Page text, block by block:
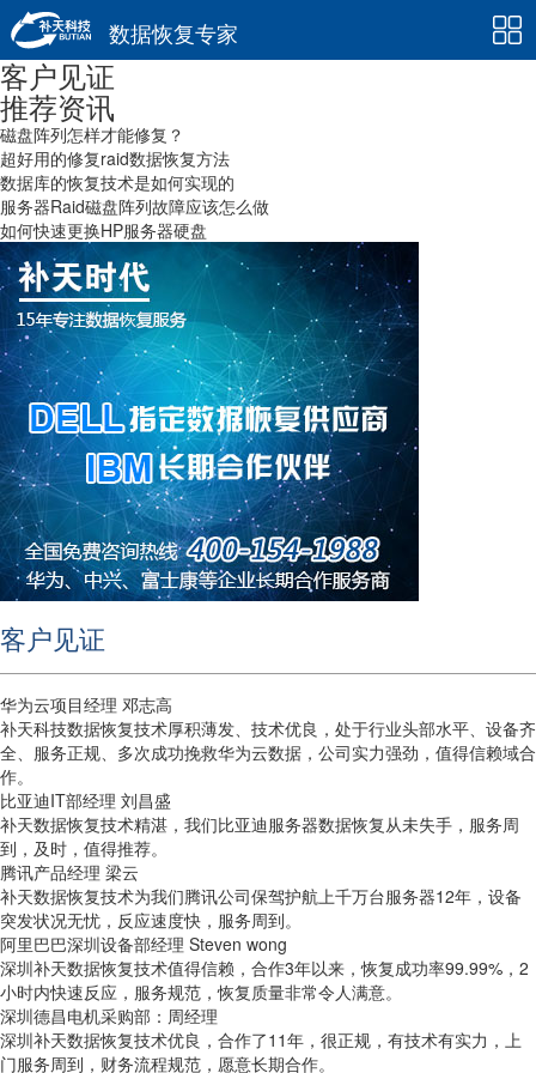
数据恢复专家
客户见证
推荐资讯
磁盘阵列怎样才能修复？
超好用的修复raid数据恢复方法
数据库的恢复技术是如何实现的
服务器Raid磁盘阵列故障应该怎么做
如何快速更换HP服务器硬盘
客户见证
华为云项目经理 邓志高
补天科技数据恢复技术厚积薄发、技术优良，处于行业头部水平、设备齐
全、服务正规、多次成功挽救华为云数据，公司实力强劲，值得信赖域合
作。
比亚迪IT部经理 刘昌盛
补天数据恢复技术精湛，我们比亚迪服务器数据恢复从未失手，服务周
到，及时，值得推荐。
腾讯产品经理 梁云
补天数据恢复技术为我们腾讯公司保驾护航上千万台服务器12年，设备
突发状况无忧，反应速度快，服务周到。
阿里巴巴深圳设备部经理 Steven wong
深圳补天数据恢复技术值得信赖，合作3年以来，恢复成功率99.99%，2
小时内快速反应，服务规范，恢复质量非常令人满意。
深圳德昌电机采购部：周经理
深圳补天数据恢复技术优良，合作了11年，很正规，有技术有实力，上
门服务周到，财务流程规范，愿意长期合作。